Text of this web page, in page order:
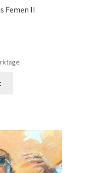
Femen II